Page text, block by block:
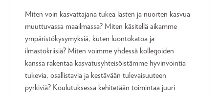
Miten voin kasvattajana tukea lasten ja nuorten kasvua
muuttuvassa maailmassa? Miten käsitellä aikamme
ympäristökysymyksiä, kuten luontokatoa ja
ilmastokriisiä? Miten voimme yhdessä kollegoiden
kanssa rakentaa kasvatusyhteisöistämme hyvinvointia
tukevia, osallistavia ja kestävään tulevaisuuteen
pyrkiviä? Koulutuksessa kehitetään toimintaa juuri